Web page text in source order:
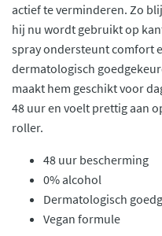
actief te verminderen. Zo
hij nu wordt gebruikt op
spray ondersteunt comfort
dermatologisch
maakt hem geschikt voor
48 uur en voelt prettig aan
roller.
48 uur bescherming
0% alcohol
Dermatologisch
Vegan formule